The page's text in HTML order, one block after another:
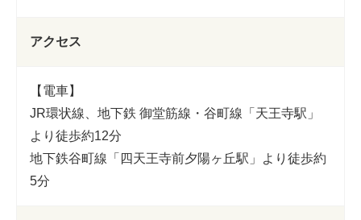
アクセス
【電車】
JR環状線、地下鉄 御堂筋線・谷町線「天王寺駅」
より徒歩約12分
地下鉄谷町線「四天王寺前夕陽ヶ丘駅」より徒歩約
5分